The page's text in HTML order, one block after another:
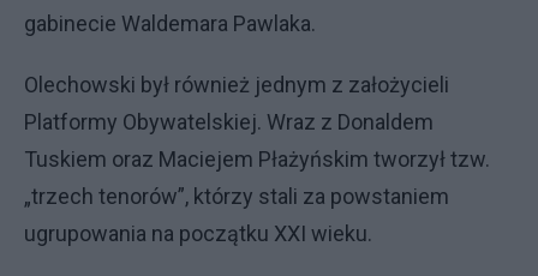
gabinecie Waldemara Pawlaka.
Olechowski był również jednym z założycieli
Platformy Obywatelskiej. Wraz z Donaldem
Tuskiem oraz Maciejem Płażyńskim tworzył tzw.
„trzech tenorów”, którzy stali za powstaniem
ugrupowania na początku XXI wieku.